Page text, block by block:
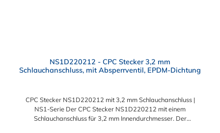
NS1D220212 - CPC Stecker 3,2 mm
Schlauchanschluss, mit Absperrventil, EPDM-Dichtung
CPC Stecker NS1D220212 mit 3,2 mm Schlauchanschluss |
NS1-Serie Der CPC Stecker NS1D220212 mit einem
Schlauchanschluss für 3,2 mm Innendurchmesser. Der